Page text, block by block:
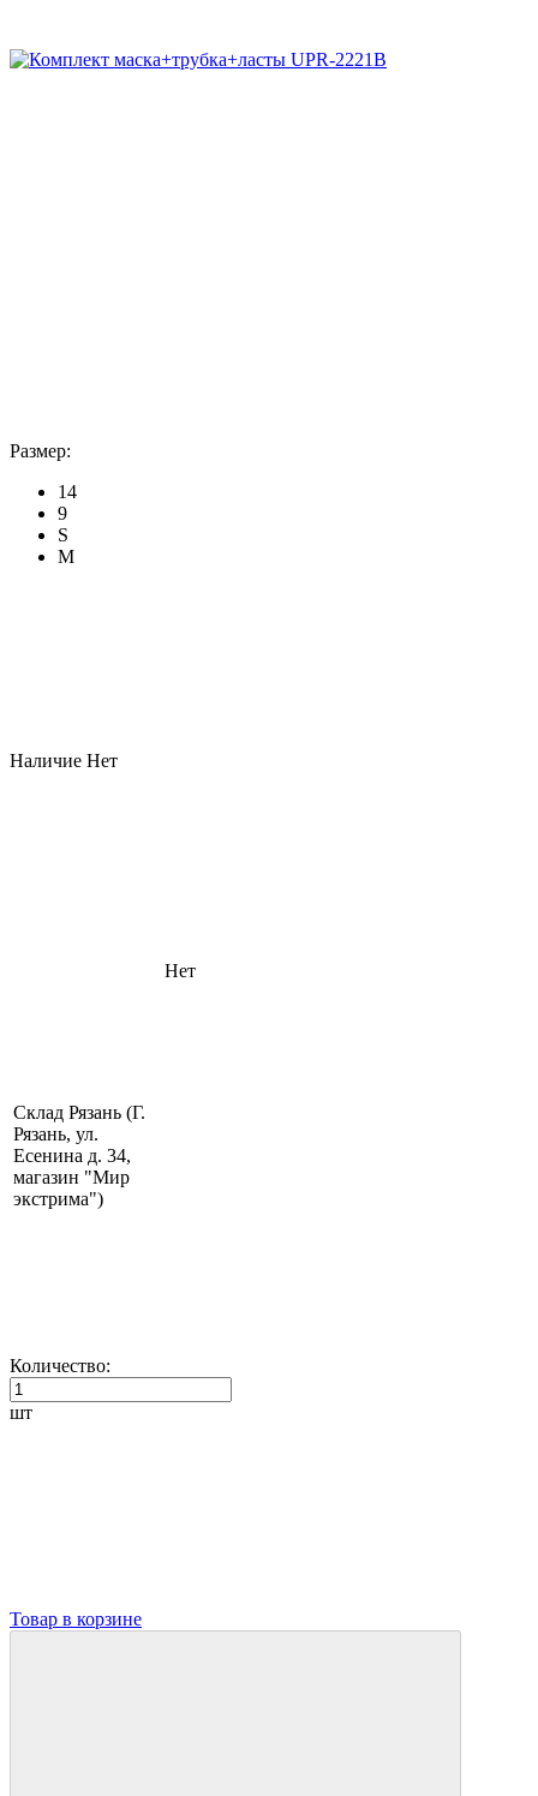
Размер:
14
9
S
M
Наличие Нет
Склад Рязань (Г.
Рязань, ул.
Есенина д. 34,
магазин "Мир
экстрима")
Нет
Количество:
шт
Товар в корзине